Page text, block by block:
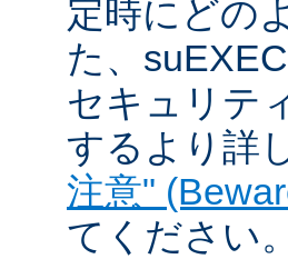
定時にどの
た、
セキュリテ
するより詳
注意"
てください。